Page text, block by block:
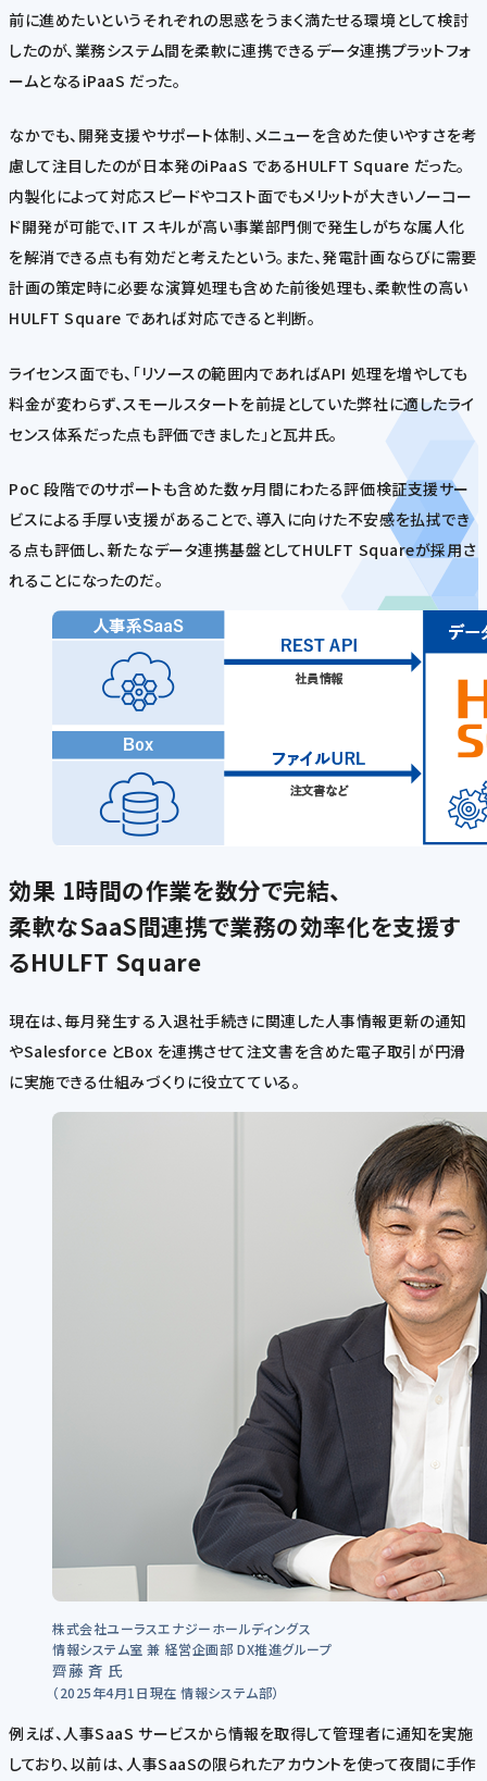
前に進めたいというそれぞれの思惑をうまく満たせる環境として検討
したのが、業務システム間を柔軟に連携できるデータ連携プラットフォ
ームとなるiPaaS だった。
なかでも、開発支援やサポート体制、メニューを含めた使いやすさを考
慮して注目したのが日本発のiPaaS であるHULFT Square だった。
内製化によって対応スピードやコスト面でもメリットが大きいノーコー
ド開発が可能で、IT スキルが高い事業部門側で発生しがちな属人化
を解消できる点も有効だと考えたという。また、発電計画ならびに需要
計画の策定時に必要な演算処理も含めた前後処理も、柔軟性の高い
HULFT Square であれば対応できると判断。
ライセンス面でも、「リソースの範囲内であればAPI 処理を増やしても
料金が変わらず、スモールスタートを前提としていた弊社に適したライ
センス体系だった点も評価できました」と瓦井氏。
PoC 段階でのサポートも含めた数ヶ月間にわたる評価検証支援サー
ビスによる手厚い支援があることで、導入に向けた不安感を払拭でき
る点も評価し、新たなデータ連携基盤としてHULFT Squareが採用さ
れることになったのだ。
効果 1時間の作業を数分で完結、
柔軟なSaaS間連携で業務の効率化を支援す
るHULFT Square
現在は、毎月発生する入退社手続きに関連した人事情報更新の通知
やSalesforce とBox を連携させて注文書を含めた電子取引が円滑
に実施できる仕組みづくりに役立てている。
株式会社ユーラスエナジーホールディングス
情報システム室 兼 経営企画部 DX推進グループ
齊藤 斉 氏
（2025年4月1日現在 情報システム部）
例えば、人事SaaS サービスから情報を取得して管理者に通知を実施
しており、以前は、人事SaaSの限られたアカウントを使って夜間に手作